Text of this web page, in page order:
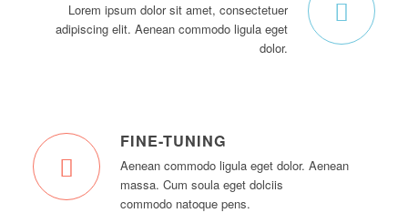
Lorem ipsum dolor sit amet, consectetuer
adipiscing elit. Aenean commodo ligula eget
dolor.
FINE-TUNING
Aenean commodo ligula eget dolor. Aenean
massa. Cum soula eget dolciis
commodo natoque pens.